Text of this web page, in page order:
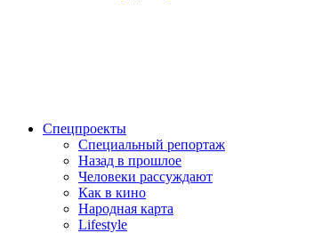
Спецпроекты
Специальный репортаж
Назад в прошлое
Человеки рассуждают
Как в кино
Народная карта
Lifestyle